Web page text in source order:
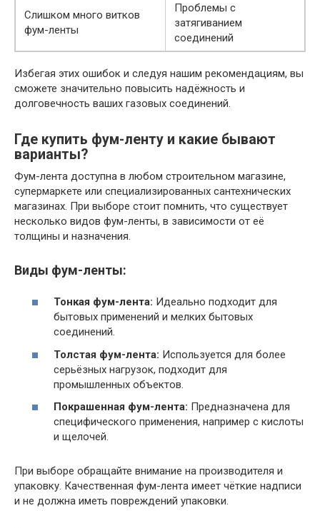
Слишком много витков
фум-ленты
Проблемы с
затягиванием
соединений
Избегая этих ошибок и следуя нашим рекомендациям, вы
сможете значительно повысить надёжность и
долговечность ваших газовых соединений.
Где купить фум-ленту и какие бывают
варианты?
Фум-лента доступна в любом строительном магазине,
супермаркете или специализированных сантехнических
магазинах. При выборе стоит помнить, что существует
несколько видов фум-ленты, в зависимости от её
толщины и назначения.
Виды фум-ленты:
Тонкая фум-лента: Идеально подходит для
бытовых применений и мелких бытовых
соединений.
Толстая фум-лента: Используется для более
серьёзных нагрузок, подходит для
промышленных объектов.
Покрашенная фум-лента: Предназначена для
специфического применения, например с кислоты
и щелочей.
При выборе обращайте внимание на производителя и
упаковку. Качественная фум-лента имеет чёткие надписи
и не должна иметь повреждений упаковки.